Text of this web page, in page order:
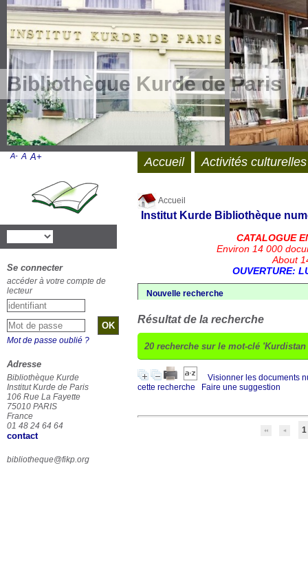
Bibliothèque Kurde de Paris
Accueil
Institut Kurde Bibliothèque
CATALOGUE
Environ 14 000
About
OUVERTURE:
Nouvelle recherche
Résultat de la recherche
20 recherche sur le mot-clé 'Kurdistan
Visionner les documents
cette recherche
Faire une suggestion
1
Accueil Activités culturelles
A- A A+
Se connecter
accéder à votre compte de
lecteur
Mot de passe oublié ?
Adresse
Bibliothèque Kurde
Institut Kurde de Paris
106 Rue La Fayette
75010 PARIS
France
01 48 24 64 64
contact
bibliotheque@fikp.org